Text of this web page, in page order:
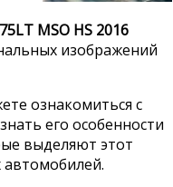
MSO HS 2016
изображений
ознакомиться с
его особенности
выделяют этот
автомобилей.